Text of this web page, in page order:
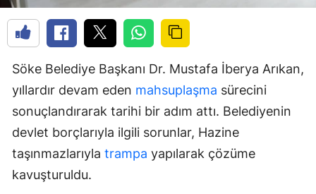
Söke Belediye Başkanı Dr. Mustafa İberya Arıkan,
yıllardır devam eden mahsuplaşma sürecini
sonuçlandırarak tarihi bir adım attı. Belediyenin
devlet borçlarıyla ilgili sorunlar, Hazine
taşınmazlarıyla trampa yapılarak çözüme
kavuşturuldu.